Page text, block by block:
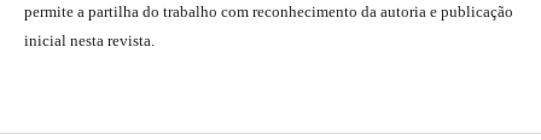
permite a partilha do trabalho com reconhecimento da autoria e publicação
inicial nesta revista.